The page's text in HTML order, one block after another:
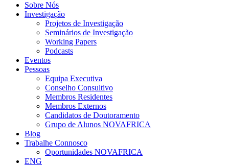
Sobre Nós
Investigação
Projetos de Investigação
Seminários de Investigação
Working Papers
Podcasts
Eventos
Pessoas
Equipa Executiva
Conselho Consultivo
Membros Residentes
Membros Externos
Candidatos de Doutoramento
Grupo de Alunos NOVAFRICA
Blog
Trabalhe Connosco
Oportunidades NOVAFRICA
ENG